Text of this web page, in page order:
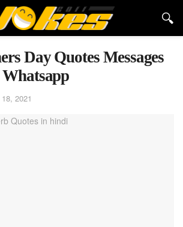
Day Quotes Messages
2021